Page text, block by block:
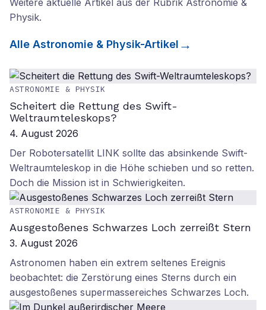
Weitere aktuelle Artikel aus der Rubrik Astronomie &
Physik.
Alle Astronomie & Physik-Artikel
ASTRONOMIE & PHYSIK
Scheitert die Rettung des Swift-
Weltraumteleskops?
4. August 2026
Der Robotersatellit LINK sollte das absinkende Swift-
Weltraumteleskop in die Höhe schieben und so retten.
Doch die Mission ist in Schwierigkeiten.
ASTRONOMIE & PHYSIK
Ausgestoßenes Schwarzes Loch zerreißt Stern
3. August 2026
Astronomen haben ein extrem seltenes Ereignis
beobachtet: die Zerstörung eines Sterns durch ein
ausgestoßenes supermassereiches Schwarzes Loch.